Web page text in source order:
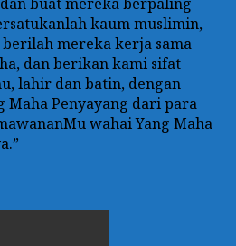
kaum muslimin,
mereka kerja sama
dan berikan kami sifat
lahir dan batin, dengan
Maha Penyayang dari para
wahai Yang Maha